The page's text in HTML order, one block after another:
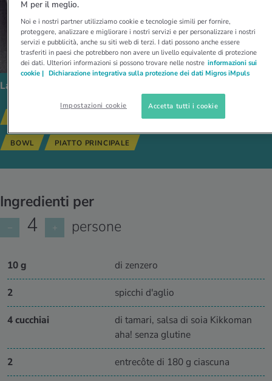
La ricetta segue i seguenti tipi di alimentazione:
SENZA LATTOSIO RICETTE SALUTARI
BOWL PIATTO PRINCIPALE
Ingredienti per
− 4 + persone
10 g di zenzero
2 spicchi d'aglio
4 cucchiai
di tamari, salsa di soia Kikkoman
aha! senza glutine
2 entrecôte di 180 g ciascuna
M per il meglio.
Noi e i nostri partner utilizziamo cookie e tecnologie simili per fornire,
proteggere, analizzare e migliorare i nostri servizi e per personalizzare i nostri
servizi e pubblicità, anche su siti web di terzi. I dati possono anche essere
trasferiti in paesi che potrebbero non avere un livello equivalente di protezione
dei dati. Ulteriori informazioni si possono trovare nelle nostre informazioni sui
cookie | Dichiarazione integrativa sulla protezione dei dati Migros iMpuls
Impostazioni cookie Accetta tutti i cookie